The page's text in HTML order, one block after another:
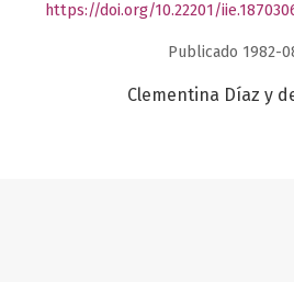
https://doi.org/10.22201/
Publicado 1982-
Clementina Díaz y